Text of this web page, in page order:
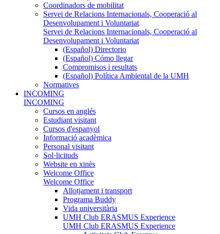
Coordinadors de mobilitat
Servei de Relacions Internacionals, Cooperació al
Desenvolupament i Voluntariat
Servei de Relacions Internacionals, Cooperació al
Desenvolupament i Voluntariat
(Español) Directorio
(Español) Cómo llegar
Compromisos i resultats
(Español) Política Ambiental de la UMH
Normatives
INCOMING
INCOMING
Cursos en anglés
Estudiant visitant
Cursos d'espanyol
Informació acadèmica
Personal visitant
Sol·licituds
Website en xinès
Welcome Office
Welcome Office
Allotjament i transport
Programa Buddy
Vida universitària
UMH Club ERASMUS Experience
UMH Club ERASMUS Experience